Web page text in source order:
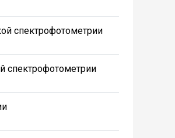
спектрофотометрии
спектрофотометрии